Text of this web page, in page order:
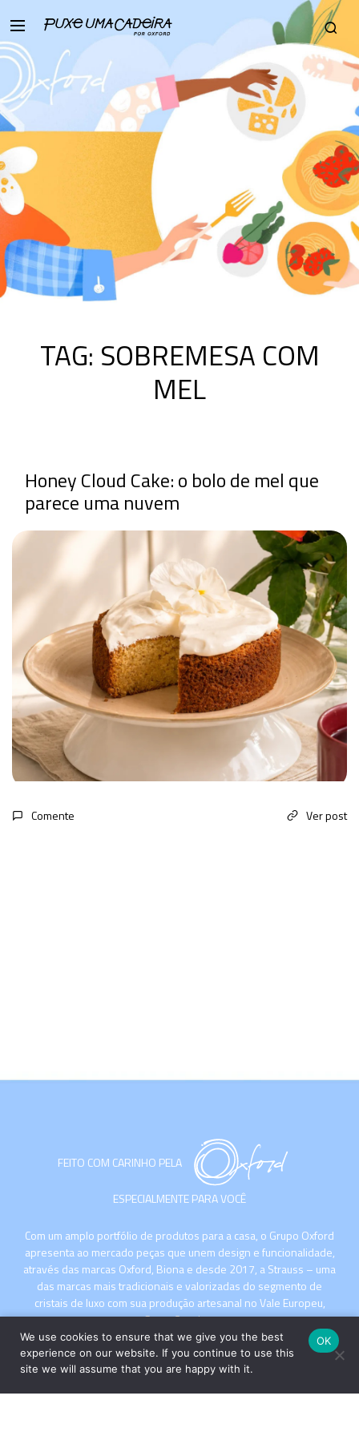
TAG: SOBREMESA COM
MEL
Honey Cloud Cake: o bolo de mel que
parece uma nuvem
Comente Ver post
FEITO COM CARINHO PELA
ESPECIALMENTE PARA VOCÊ
Com um amplo portfólio de produtos para a casa, o Grupo Oxford
apresenta ao mercado peças que unem design e funcionalidade,
através das marcas Oxford, Biona e desde 2017, a Strauss – uma
das marcas mais tradicionais e valorizadas do segmento de
cristais de luxo com sua produção artesanal no Vale Europeu,
Santa Catarina.
We use cookies to ensure that we give you the best
experience on our website. If you continue to use this
site we will assume that you are happy with it.
OK